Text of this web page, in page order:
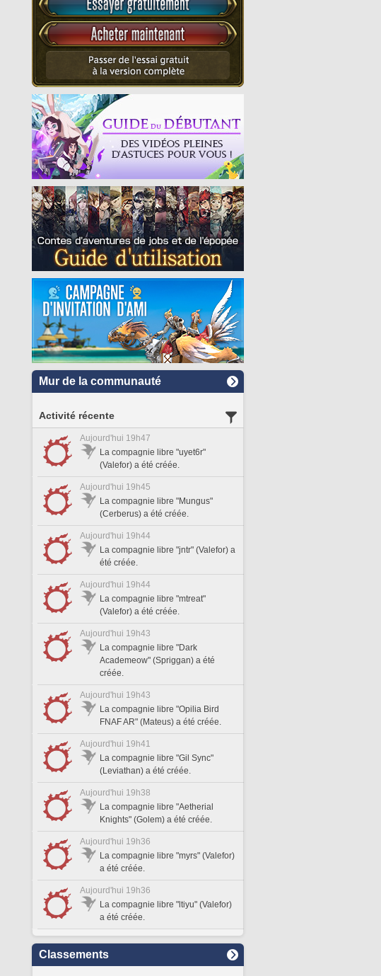
Mur de la communauté
Activité récente
Aujourd'hui 19h47
La compagnie libre "uyet6r"
(Valefor) a été créée.
Aujourd'hui 19h45
La compagnie libre "Mungus"
(Cerberus) a été créée.
Aujourd'hui 19h44
La compagnie libre "jntr" (Valefor) a
été créée.
Aujourd'hui 19h44
La compagnie libre "mtreat"
(Valefor) a été créée.
Aujourd'hui 19h43
La compagnie libre "Dark
Academeow" (Spriggan) a été
créée.
Aujourd'hui 19h43
La compagnie libre "Opilia Bird
FNAF AR" (Mateus) a été créée.
Aujourd'hui 19h41
La compagnie libre "Gil Sync"
(Leviathan) a été créée.
Aujourd'hui 19h38
La compagnie libre "Aetherial
Knights" (Golem) a été créée.
Aujourd'hui 19h36
La compagnie libre "myrs" (Valefor)
a été créée.
Aujourd'hui 19h36
La compagnie libre "ltiyu" (Valefor)
a été créée.
Classements